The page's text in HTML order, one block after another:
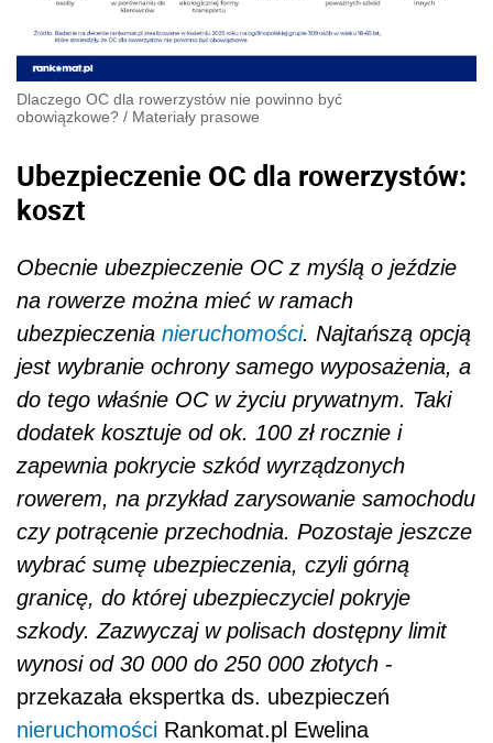
Dlaczego OC dla rowerzystów nie powinno być
obowiązkowe? / Materiały prasowe
Ubezpieczenie OC dla rowerzystów:
koszt
Obecnie ubezpieczenie OC z myślą o jeździe
na rowerze można mieć w ramach
ubezpieczenia nieruchomości. Najtańszą opcją
jest wybranie ochrony samego wyposażenia, a
do tego właśnie OC w życiu prywatnym. Taki
dodatek kosztuje od ok. 100 zł rocznie i
zapewnia pokrycie szkód wyrządzonych
rowerem, na przykład zarysowanie samochodu
czy potrącenie przechodnia. Pozostaje jeszcze
wybrać sumę ubezpieczenia, czyli górną
granicę, do której ubezpieczyciel pokryje
szkody. Zazwyczaj w polisach dostępny limit
wynosi od 30 000 do 250 000 złotych -
przekazała ekspertka ds. ubezpieczeń
nieruchomości Rankomat.pl Ewelina